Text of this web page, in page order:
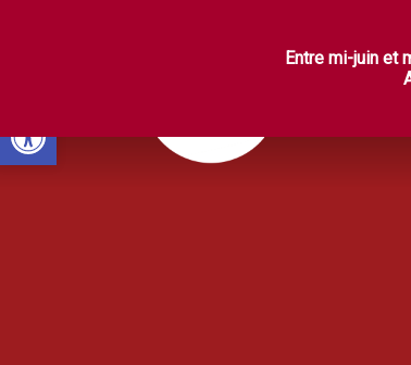
Entre mi-juin et